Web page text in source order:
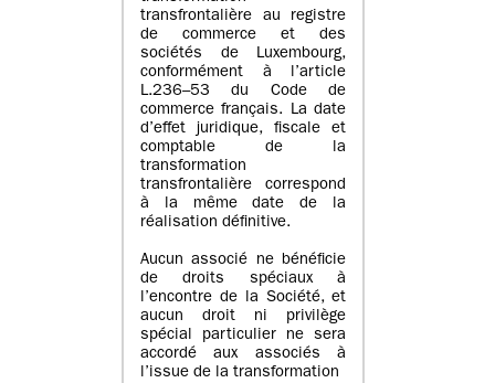
transfrontalière au registre
de commerce et des
sociétés de Luxembourg,
conformément à l’article
L.236–53 du Code de
commerce français. La date
d’effet juridique, fiscale et
comptable de la
transformation
transfrontalière correspond
à la même date de la
réalisation définitive.
Aucun associé ne bénéficie
de droits spéciaux à
l’encontre de la Société, et
aucun droit ni privilège
spécial particulier ne sera
accordé aux associés à
l’issue de la transformation